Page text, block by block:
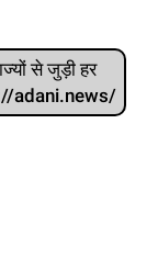
से जुड़ी हर
adani.news/